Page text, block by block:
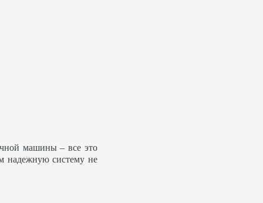
машины – все это
надежную систему не